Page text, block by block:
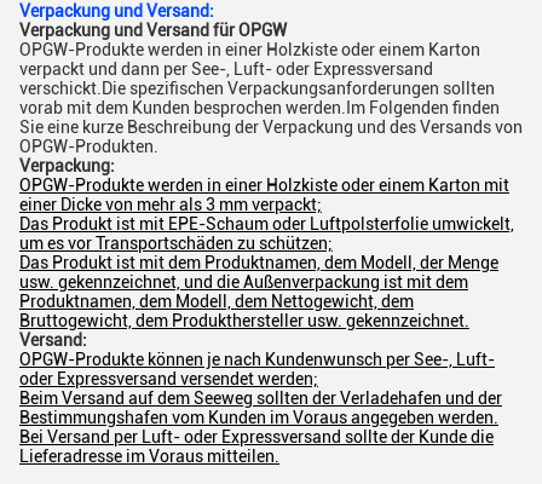
Verpackung und Versand:
Verpackung und Versand für OPGW
OPGW-Produkte werden in einer Holzkiste oder einem Karton
verpackt und dann per See-, Luft- oder Expressversand
verschickt.Die spezifischen Verpackungsanforderungen sollten
vorab mit dem Kunden besprochen werden.Im Folgenden finden
Sie eine kurze Beschreibung der Verpackung und des Versands von
OPGW-Produkten.
Verpackung:
OPGW-Produkte werden in einer Holzkiste oder einem Karton mit
einer Dicke von mehr als 3 mm verpackt;
Das Produkt ist mit EPE-Schaum oder Luftpolsterfolie umwickelt,
um es vor Transportschäden zu schützen;
Das Produkt ist mit dem Produktnamen, dem Modell, der Menge
usw. gekennzeichnet, und die Außenverpackung ist mit dem
Produktnamen, dem Modell, dem Nettogewicht, dem
Bruttogewicht, dem Produkthersteller usw. gekennzeichnet.
Versand:
OPGW-Produkte können je nach Kundenwunsch per See-, Luft-
oder Expressversand versendet werden;
Beim Versand auf dem Seeweg sollten der Verladehafen und der
Bestimmungshafen vom Kunden im Voraus angegeben werden.
Bei Versand per Luft- oder Expressversand sollte der Kunde die
Lieferadresse im Voraus mitteilen.